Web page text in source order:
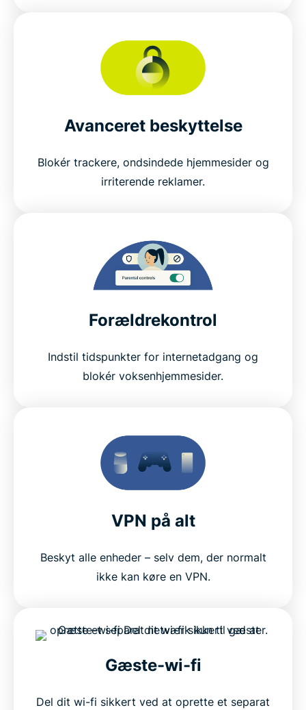
Avanceret beskyttelse
Blokér trackere, ondsindede hjemmesider og
irriterende reklamer.
Forældrekontrol
Indstil tidspunkter for internetadgang og
blokér voksenhjemmesider.
VPN på alt
Beskyt alle enheder – selv dem, der normalt
ikke kan køre en VPN.
Gæste-wi-fi
Del dit wi-fi sikkert ved at oprette et separat